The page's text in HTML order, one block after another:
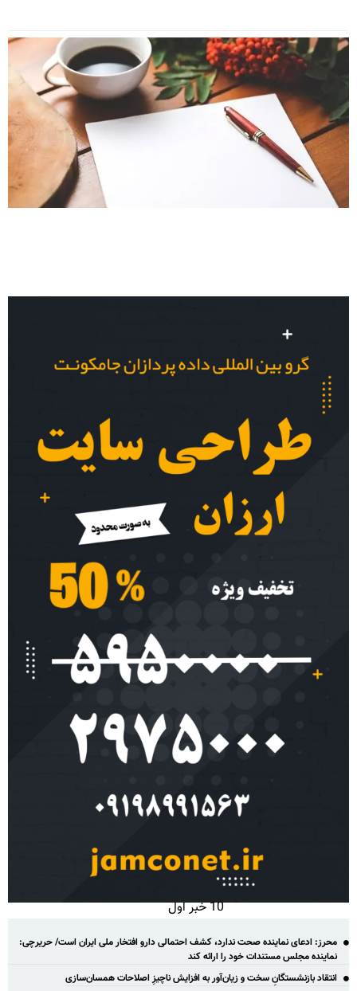
10 خبر اول
محرز: ادعای نماینده صحت ندارد، کشف احتمالی دارو افتخار ملی ایران است/ حریرچی:
نماینده مجلس مستندات خود را ارائه کند
انتقاد بازنشستگانِ سخت و زیان‌آور به افزایش ناچیزِ اصلاحات همسان‌سازی